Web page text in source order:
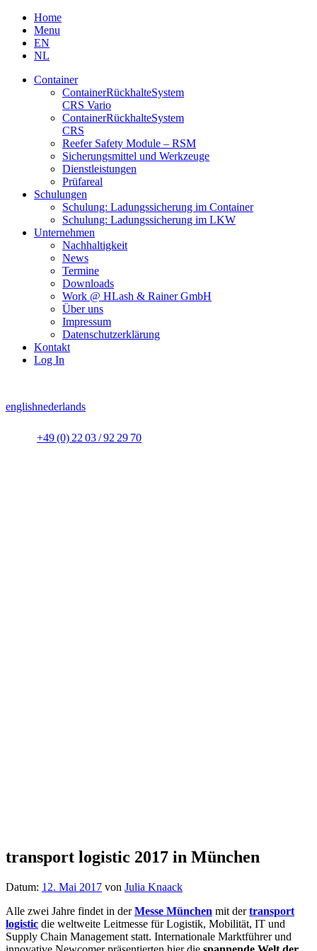
Skip
content
Home
Menu
EN
NL
Container
Container­Rückhalte­System
CRS Vario
Container­Rückhalte­System
CRS
Reefer Safety Module – RSM
Sicherungsmittel und Werkzeuge
Dienstleistungen
Prüfareal
Schulungen
Schulung: Ladungssicherung im Container
Schulung: Ladungssicherung im LKW
Unternehmen
Nachhaltigkeit
News
Termine
Downloads
Work @ HLash & Rainer GmbH
Über uns
Impressum
Datenschutzerklärung
Kontakt
Log In
englishnederlands
+49 (0) 22 03 / 92 29 70
transport logistic 2017 in München
Datum: 12. Mai 2017 von Julia Knaack
Alle zwei Jahre findet in derMesse München mit dertransport
logistic die weltweite Leitmesse für Logistik, Mobilität, IT und
Supply Chain Management statt. Internationale Marktführer und